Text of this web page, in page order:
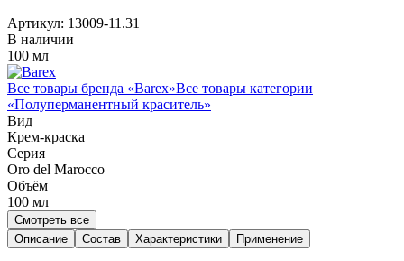
Артикул: 13009-11.31
В наличии
100 мл
Все товары бренда «Barex»Все товары категории
«Полуперманентный краситель»
Вид
Крем-краска
Серия
Oro del Marocco
Объём
100 мл
Смотреть все
Описание
Состав Характеристики Применение